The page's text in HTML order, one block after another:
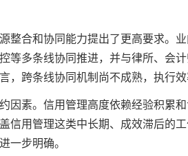
合和协同能力提出了更高要求。业
等多条线协同推进，并与律所、会
，跨条线协同机制尚不成熟，执行效
素。信用管理高度依赖经验积累和
信用管理这类中长期、成效滞后的
一步明确。